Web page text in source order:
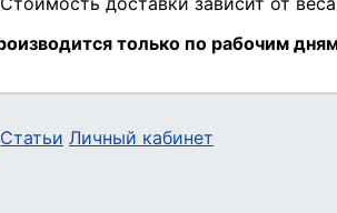
Статьи Личный кабинет